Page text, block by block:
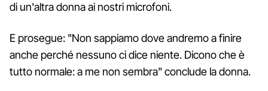
di un'altra donna ai nostri microfoni.
E prosegue: "Non sappiamo dove andremo a finire
anche perché nessuno ci dice niente. Dicono che è
tutto normale: a me non sembra" conclude la donna.